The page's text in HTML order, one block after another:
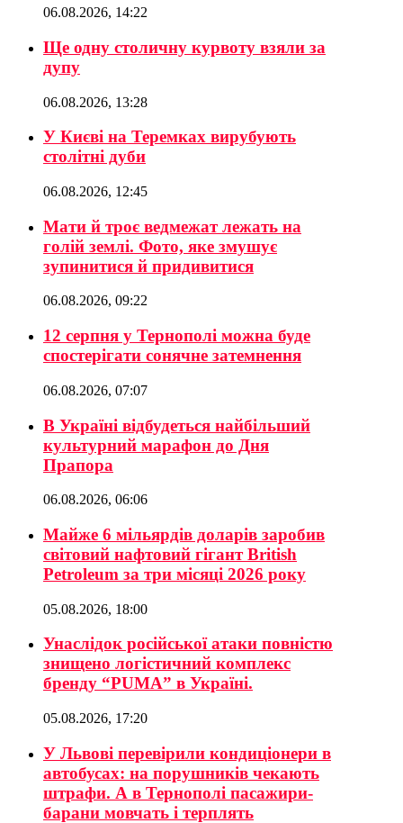
06.08.2026, 14:22
Ще одну столичну курвоту взяли за
дупу
06.08.2026, 13:28
У Києві на Теремках вирубують
столітні дуби
06.08.2026, 12:45
Мати й троє ведмежат лежать на
голій землі. Фото, яке змушує
зупинитися й придивитися
06.08.2026, 09:22
12 серпня у Тернополі можна буде
спостерігати сонячне затемнення
06.08.2026, 07:07
В Україні відбудеться найбільший
культурний марафон до Дня
Прапора
06.08.2026, 06:06
Майже 6 мільярдів доларів заробив
світовий нафтовий гігант British
Petroleum за три місяці 2026 року
05.08.2026, 18:00
Унаслідок російської атаки повністю
знищено логістичний комплекс
бренду “PUMA” в Україні.
05.08.2026, 17:20
У Львові перевірили кондиціонери в
автобусах: на порушників чекають
штрафи. А в Тернополі пасажири-
барани мовчать і терплять